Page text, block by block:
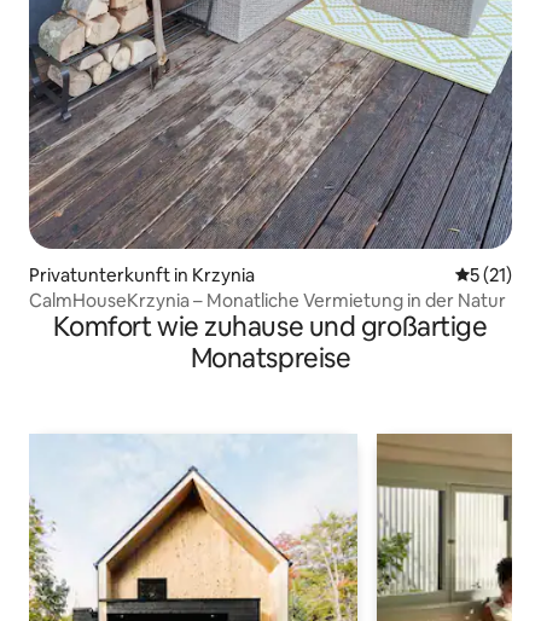
Privatunterkunft in Krzynia
5 (21)
CalmHouseKrzynia – Monatliche Vermietung in der Natur
Komfort wie zuhause und großartige
Monatspreise